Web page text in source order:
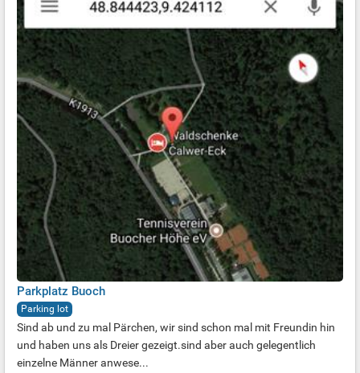
Parkplatz Buoch
Parking lot
Sind ab und zu mal Pärchen, wir sind schon mal mit Freundin hin
und haben uns als Dreier gezeigt.sind aber auch gelegentlich
einzelne Männer anwese...